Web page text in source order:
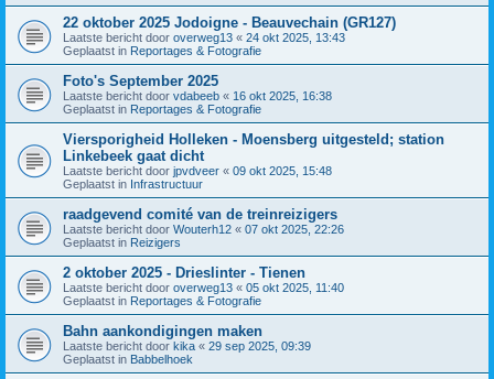
22 oktober 2025 Jodoigne - Beauvechain (GR127)
Laatste bericht door overweg13 « 24 okt 2025, 13:43
Geplaatst in Reportages & Fotografie
Foto's September 2025
Laatste bericht door vdabeeb « 16 okt 2025, 16:38
Geplaatst in Reportages & Fotografie
Viersporigheid Holleken - Moensberg uitgesteld; station
Linkebeek gaat dicht
Laatste bericht door jpvdveer « 09 okt 2025, 15:48
Geplaatst in Infrastructuur
raadgevend comité van de treinreizigers
Laatste bericht door Wouterh12 « 07 okt 2025, 22:26
Geplaatst in Reizigers
2 oktober 2025 - Drieslinter - Tienen
Laatste bericht door overweg13 « 05 okt 2025, 11:40
Geplaatst in Reportages & Fotografie
Bahn aankondigingen maken
Laatste bericht door kika « 29 sep 2025, 09:39
Geplaatst in Babbelhoek